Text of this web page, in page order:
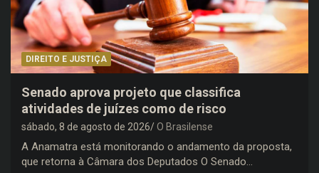
DIREITO E JUSTIÇA
Senado aprova projeto que classifica
atividades de juízes como de risco
sábado, 8 de agosto de 2026 O Brasilense
A Anamatra está monitorando o andamento da proposta,
que retorna à Câmara dos Deputados O Senado…